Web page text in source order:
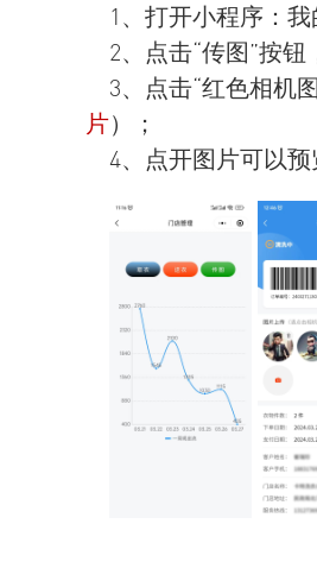
1 、打开小程序：
2、点击“传图”按钮
3、点击“红色相机
片）；
4、点开图片可以预